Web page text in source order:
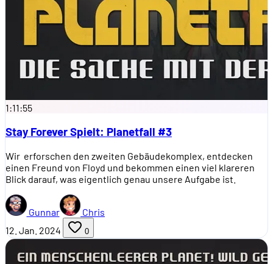
1:11:55
Stay Forever Spielt: Planetfall #3
Wir erforschen den zweiten Gebäudekomplex, entdecken
einen Freund von Floyd und bekommen einen viel klareren
Blick darauf, was eigentlich genau unsere Aufgabe ist.
Gunnar
Chris
12. Jan. 2024
0